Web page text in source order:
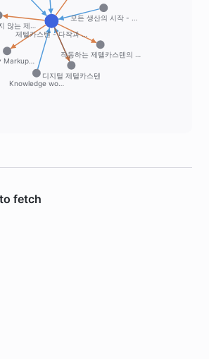
제텔카스텐 - 다작과 …
Knowledge wo…
디지털 제텔카스텐
모든 생산의 시작 - …
Markup…
작동하는 제텔카스텐의 …
않는 제…